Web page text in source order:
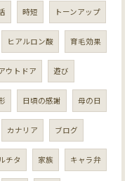
時短 トーンアップ
ヒアルロン酸 育毛効果
ウトドア 遊び
日頃の感謝 母の日
カナリア ブログ
チタ 家族 キャラ弁